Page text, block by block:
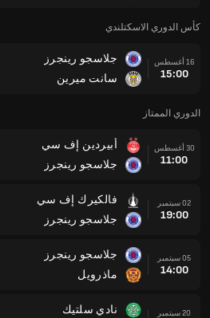
كأس الدوري الاسكتلندي
16 أغسطس
15:00
جلاسجو رينجرز
سانت ميرين
الدوري الممتاز
30 أغسطس
11:00
أبيردين إف سي
جلاسجو رينجرز
02 سبتمبر
19:00
فالكيرك إف سي
جلاسجو رينجرز
05 سبتمبر
14:00
جلاسجو رينجرز
ماذرويل
20 سبتمبر
نادي سلتيك